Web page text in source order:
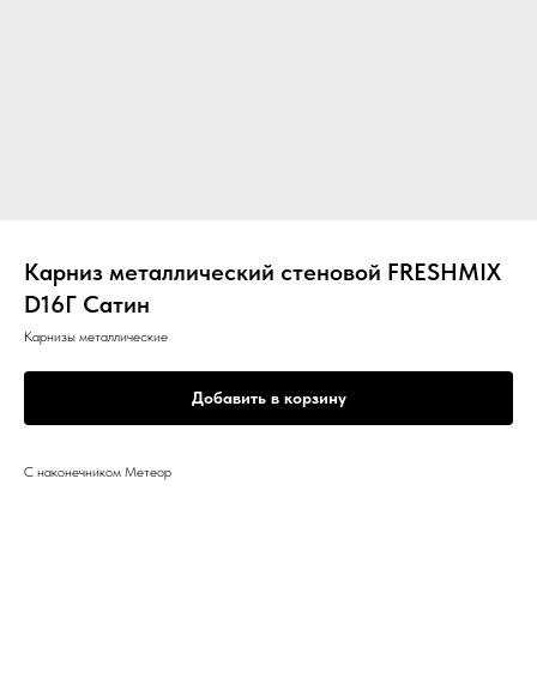
Карниз металлический стеновой FRESHMIX
D16Г Сатин
Карнизы металлические
Добавить в корзину
С наконечником Метеор